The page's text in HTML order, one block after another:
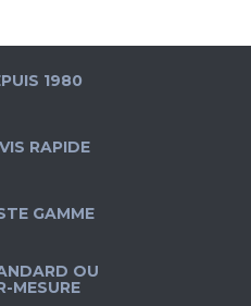
1980
RAPIDE
GAMME
OU
MESURE